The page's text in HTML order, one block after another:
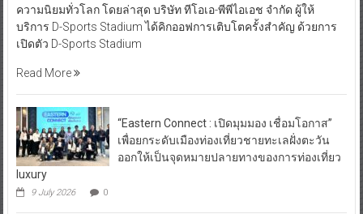
ความนิยมทั่วโลก โดยล่าสุด บริษัท ทีโอเอ-พีพีไอเอช จำกัด ผู้ให้
บริการ D-Sports Stadium ได้คิกออฟการเติบโตครั้งสำคัญ ด้วยการ
เปิดตัว D-Sports Stadium
Read More
“Eastern Connect : เปิดมุมมอง เชื่อมโอกาส”
เพื่อยกระดับเมืองท่องเที่ยวชายทะเลฝั่งตะวัน
ออกให้เป็นจุดหมายปลายทางของการท่องเที่ยว
luxury
9 July 2026 0